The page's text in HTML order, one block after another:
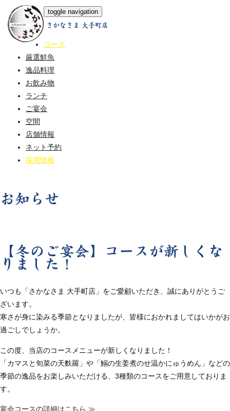
さかなさま 大手町店
toggle navigation
コース
厳選鮮魚
逸品料理
お飲み物
ランチ
ご宴会
空間
店舗情報
ネット予約
採用情報
お知らせ
【冬のご宴会】コースが新しくな
りました！
いつも「さかなさま 大手町店」をご愛顧いただき、誠にありがとうご
ざいます。
寒さが身に染みる季節となりましたが、皆様におかれましてはいかがお
過ごしでしょうか。
この度、当店のコースメニューが新しくなりました！
「カマスと旬菜の天麩羅」や「鰯の生姜煮のせ温かにゅうめん」などの
季節の逸品をお楽しみいただける、3種類のコースをご用意しておりま
す。
宴会コースの詳細はこちら ≫